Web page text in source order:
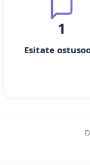
1
Esitate